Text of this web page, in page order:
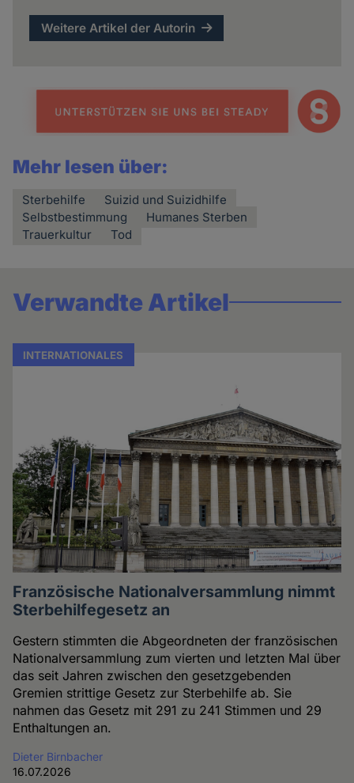
Weitere Artikel der Autorin
Mehr lesen über:
Sterbehilfe
Suizid und Suizidhilfe
Selbstbestimmung
Humanes Sterben
Trauerkultur
Tod
Verwandte Artikel
INTERNATIONALES
Französische Nationalversammlung nimmt
Sterbehilfegesetz an
Gestern stimmten die Abgeordneten der französischen
Nationalversammlung zum vierten und letzten Mal über
das seit Jahren zwischen den gesetzgebenden
Gremien strittige Gesetz zur Sterbehilfe ab. Sie
nahmen das Gesetz mit 291 zu 241 Stimmen und 29
Enthaltungen an.
Dieter Birnbacher
16.07.2026